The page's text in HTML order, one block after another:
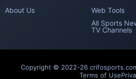
About Us
Web Tools
All Sports
TV Channels
Copyright © 2022-26
Terms of Use